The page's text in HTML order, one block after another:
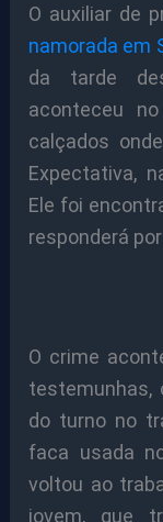
O auxiliar de
namorada em
da tarde
aconteceu
calçados
Expectativa,
Ele foi
responderá
O crime
testemunhas,
do turno no
faca usada
voltou ao
jovem, que